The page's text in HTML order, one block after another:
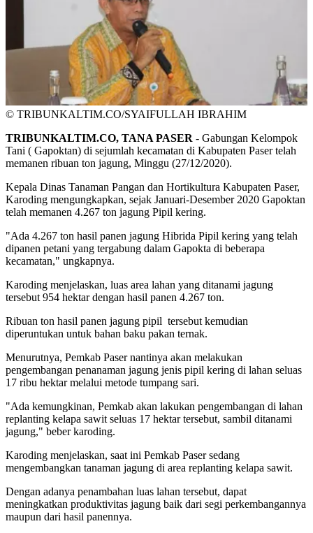
© TRIBUNKALTIM.CO/SYAIFULLAH IBRAHIM
TRIBUNKALTIM.CO, TANA PASER - Gabungan Kelompok
Tani ( Gapoktan) di sejumlah kecamatan di Kabupaten Paser telah
memanen ribuan ton jagung, Minggu (27/12/2020).
Kepala Dinas Tanaman Pangan dan Hortikultura Kabupaten Paser,
Karoding mengungkapkan, sejak Januari-Desember 2020 Gapoktan
telah memanen 4.267 ton jagung Pipil kering.
"Ada 4.267 ton hasil panen jagung Hibrida Pipil kering yang telah
dipanen petani yang tergabung dalam Gapokta di beberapa
kecamatan," ungkapnya.
Karoding menjelaskan, luas area lahan yang ditanami jagung
tersebut 954 hektar dengan hasil panen 4.267 ton.
Ribuan ton hasil panen jagung pipil tersebut kemudian
diperuntukan untuk bahan baku pakan ternak.
Menurutnya, Pemkab Paser nantinya akan melakukan
pengembangan penanaman jagung jenis pipil kering di lahan seluas
17 ribu hektar melalui metode tumpang sari.
"Ada kemungkinan, Pemkab akan lakukan pengembangan di lahan
replanting kelapa sawit seluas 17 hektar tersebut, sambil ditanami
jagung," beber karoding.
Karoding menjelaskan, saat ini Pemkab Paser sedang
mengembangkan tanaman jagung di area replanting kelapa sawit.
Dengan adanya penambahan luas lahan tersebut, dapat
meningkatkan produktivitas jagung baik dari segi perkembangannya
maupun dari hasil panennya.